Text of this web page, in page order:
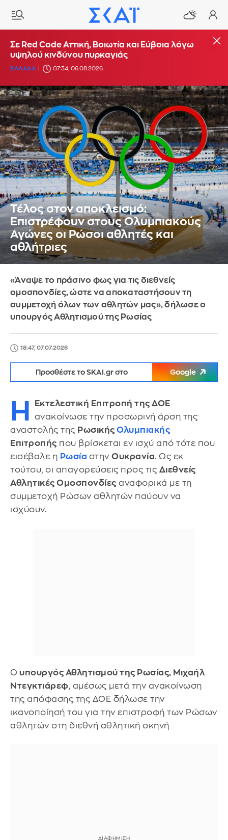
Σε Red Code Αττική, Βοιωτία και Εύβοια λόγω
υψηλού κινδύνου πυρκαγιάς
ΕΛΛΑΔΑ 07:34, 06.08.2026
Τέλος στον αποκλεισμό:
Επιστρέφουν στους Ολυμπιακούς
Αγώνες οι Ρώσοι αθλητές και
αθλήτριες
«Άναψε το πράσινο φως για τις διεθνείς
ομοσπονδίες, ώστε να αποκαταστήσουν τη
συμμετοχή όλων των αθλητών μας», δήλωσε ο
υπουργός Αθλητισμού της Ρωσίας
18:47, 07.07.2026
Προσθέστε το SKAI.gr στο Google
Η
Εκτελεστική Επιτροπή της ΔΟΕ
ανακοίνωσε την προσωρινή άρση της
αναστολής της Ρωσικής Ολυμπιακής
Επιτροπής που βρίσκεται εν ισχύ από τότε που
εισέβαλε η Ρωσία στην Ουκρανία. Ως εκ
τούτου, οι απαγορεύσεις προς τις Διεθνείς
Αθλητικές Ομοσπονδίες αναφορικά με τη
συμμετοχή Ρώσων αθλητών παύουν να
ισχύουν.
Ο υπουργός Αθλητισμού της Ρωσίας, Μιχαήλ
Ντεγκτιάρεφ, αμέσως μετά την ανακοίνωση
της απόφασης της ΔΟΕ δήλωσε την
ικανοποίησή του για την επιστροφή των Ρώσων
αθλητών στη διεθνή αθλητική σκηνή